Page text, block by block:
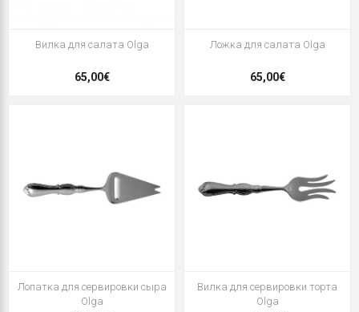
Вилка для салата Olga
65,00€
Ложка для салата Olga
65,00€
Лопатка для сервировки сыра
Olga
Вилка для сервировки торта
Olga